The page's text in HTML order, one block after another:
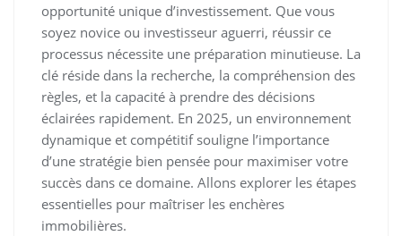
opportunité unique d’investissement. Que vous
soyez novice ou investisseur aguerri, réussir ce
processus nécessite une préparation minutieuse. La
clé réside dans la recherche, la compréhension des
règles, et la capacité à prendre des décisions
éclairées rapidement. En 2025, un environnement
dynamique et compétitif souligne l’importance
d’une stratégie bien pensée pour maximiser votre
succès dans ce domaine. Allons explorer les étapes
essentielles pour maîtriser les enchères
immobilières.